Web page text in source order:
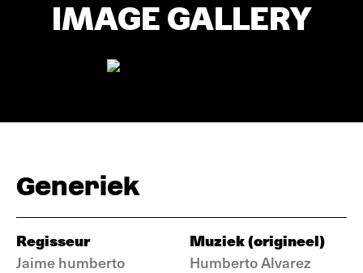
IMAGE GALLERY
Generiek
Regisseur
Jaime humberto
Muziek (origineel)
Humberto Alvarez